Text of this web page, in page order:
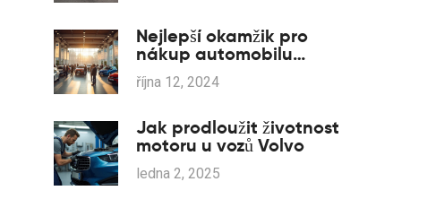
Nejlepší okamžik pro
nákup automobilu
Volkswagen
října 12, 2024
Jak prodloužit životnost
motoru u vozů Volvo
ledna 2, 2025